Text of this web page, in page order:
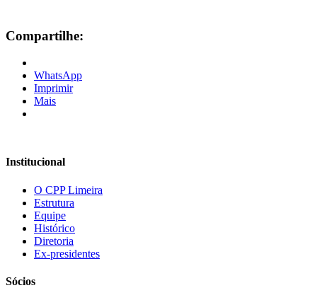
Compartilhe:
WhatsApp
Imprimir
Mais
Institucional
O CPP Limeira
Estrutura
Equipe
Histórico
Diretoria
Ex-presidentes
Sócios